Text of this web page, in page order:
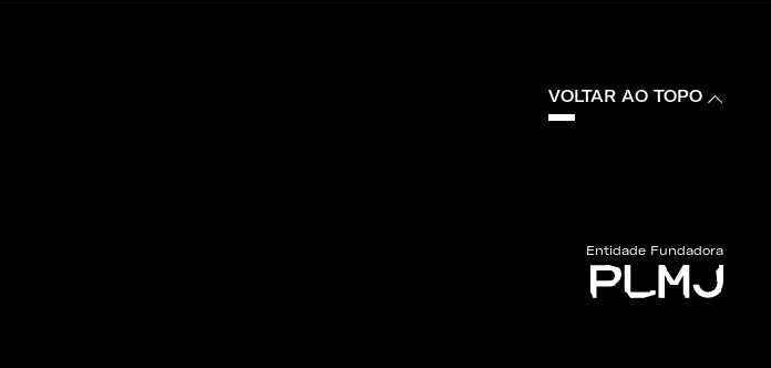
VOLTAR AO TOPO
Entidade Fundadora